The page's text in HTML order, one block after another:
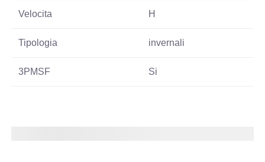
Velocita H
Tipologia invernali
3PMSF Si